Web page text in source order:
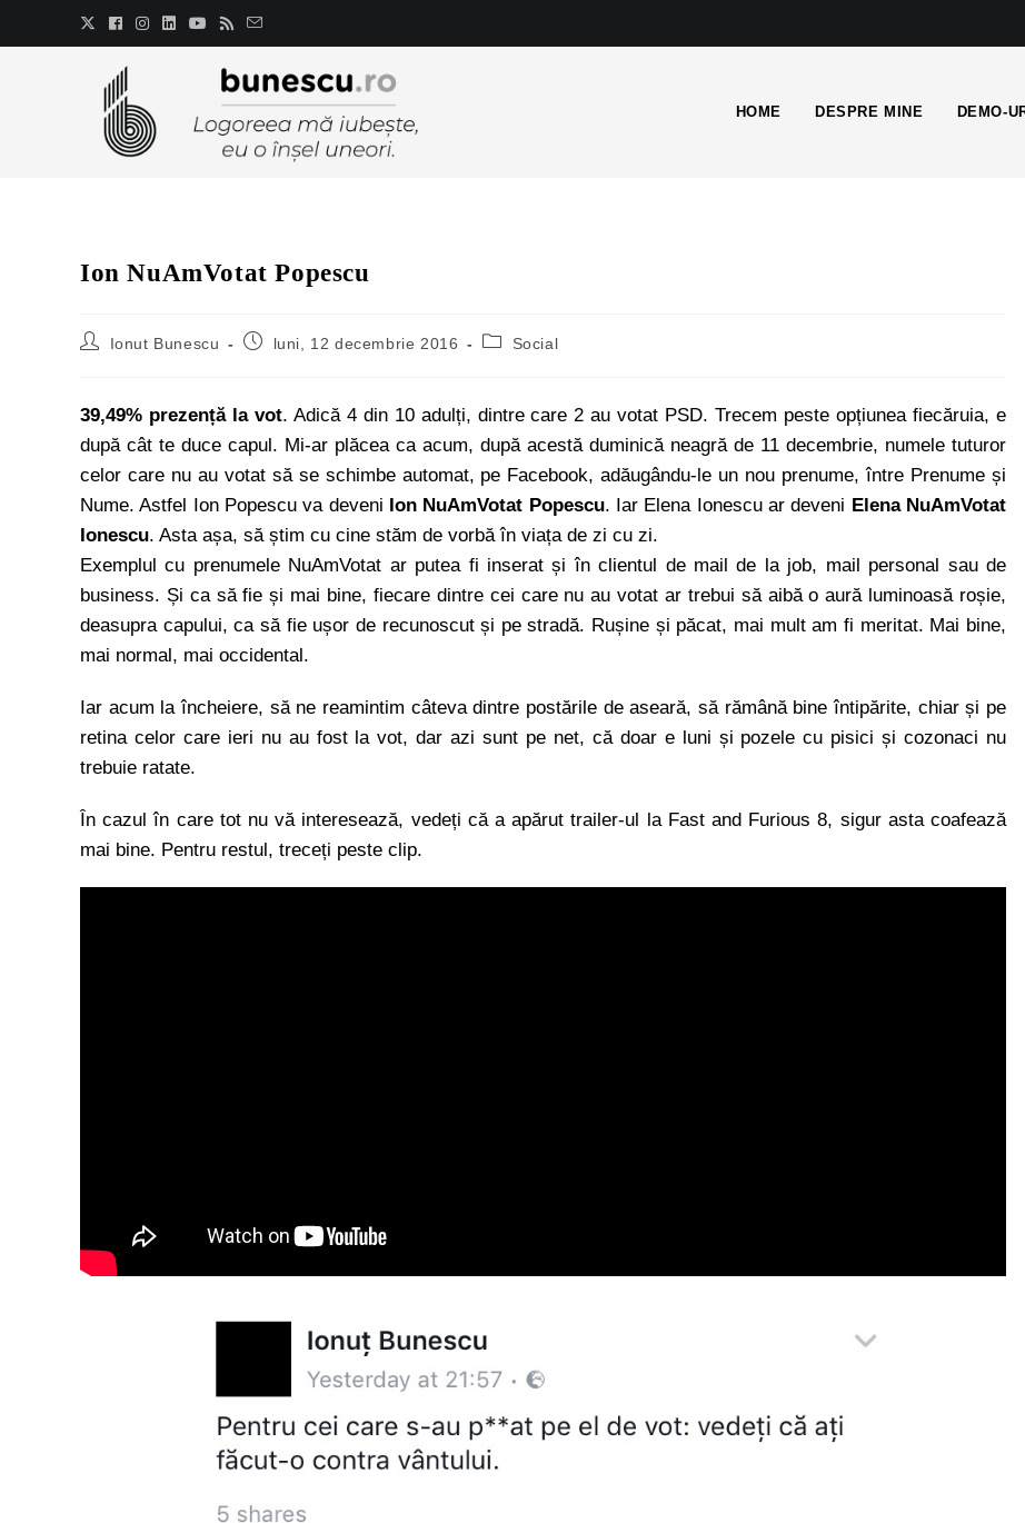
HOME DESPRE MINE DEMO-
Ion NuAmVotat Popescu
Ionut Bunescu luni, 12 decembrie 2016 Social
39,49% prezență la vot. Adică 4 din 10 adulți, dintre care 2 au votat PSD. Trecem peste opțiunea fiecăruia, e
după cât te duce capul. Mi-ar plăcea ca acum, după acestă duminică neagră de 11 decembrie, numele tuturor
celor care nu au votat să se schimbe automat, pe Facebook, adăugându-le un nou prenume, între Prenume și
Nume. Astfel Ion Popescu va deveni Ion NuAmVotat Popescu. Iar Elena Ionescu ar deveni Elena NuAmVotat
Ionescu. Asta așa, să știm cu cine stăm de vorbă în viața de zi cu zi.
Exemplul cu prenumele NuAmVotat ar putea fi inserat și în clientul de mail de la job, mail personal sau de
business. Și ca să fie și mai bine, fiecare dintre cei care nu au votat ar trebui să aibă o aură luminoasă roșie,
deasupra capului, ca să fie ușor de recunoscut și pe stradă. Rușine și păcat, mai mult am fi meritat. Mai bine,
mai normal, mai occidental.
Iar acum la încheiere, să ne reamintim câteva dintre postările de aseară, să rămână bine întipărite, chiar și pe
retina celor care ieri nu au fost la vot, dar azi sunt pe net, că doar e luni și pozele cu pisici și cozonaci nu
trebuie ratate.
În cazul în care tot nu vă interesează, vedeți că a apărut trailer-ul la Fast and Furious 8, sigur asta coafează
mai bine. Pentru restul, treceți peste clip.